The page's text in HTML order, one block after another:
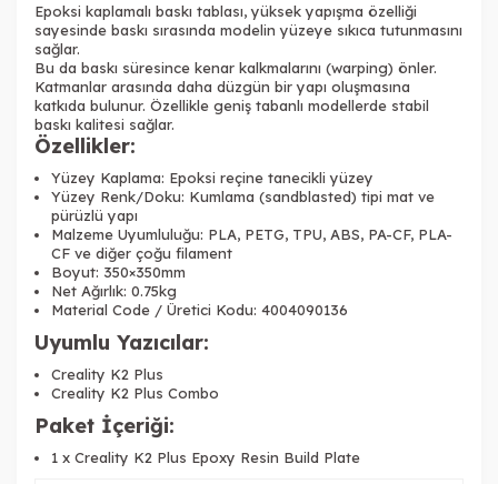
Epoksi kaplamalı baskı tablası, yüksek yapışma özelliği
sayesinde baskı sırasında modelin yüzeye sıkıca tutunmasını
sağlar.
Bu da baskı süresince kenar kalkmalarını (warping) önler.
Katmanlar arasında daha düzgün bir yapı oluşmasına
katkıda bulunur. Özellikle geniş tabanlı modellerde stabil
baskı kalitesi sağlar.
Özellikler:
Yüzey Kaplama: Epoksi reçine tanecikli yüzey
Yüzey Renk/Doku: Kumlama (sandblasted) tipi mat ve
pürüzlü yapı
Malzeme Uyumluluğu: PLA, PETG, TPU, ABS, PA-CF, PLA-
CF ve diğer çoğu filament
Boyut: 350×350mm
Net Ağırlık: 0.75kg
Material Code / Üretici Kodu: 4004090136
Uyumlu Yazıcılar:
Creality K2 Plus
Creality K2 Plus Combo
Paket İçeriği:
1 x Creality K2 Plus Epoxy Resin Build Plate